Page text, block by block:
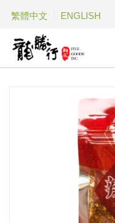
繁體中文 ENGLISH